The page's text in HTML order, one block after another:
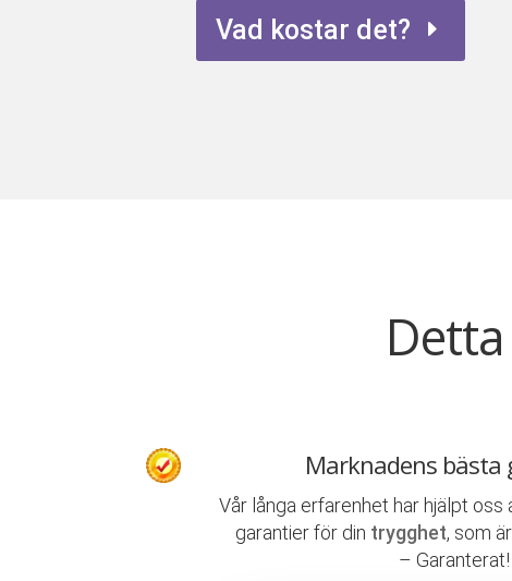
Vad kostar det?
Marknadens bästa
Vår långa erfarenhet har hjälpt
garantier för din trygghet, som
– Garanterat!